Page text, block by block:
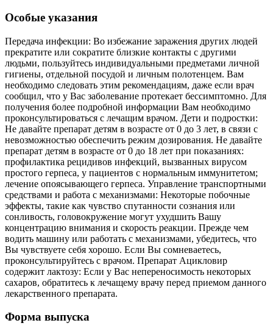
Особые указания
Передача инфекции: Во избежание заражения других людей
прекратите или сократите близкие контакты с другими
людьми, пользуйтесь индивидуальными предметами личной
гигиены, отдельной посудой и личным полотенцем. Вам
необходимо следовать этим рекомендациям, даже если врач
сообщил, что у Вас заболевание протекает бессимптомно. Для
получения более подробной информации Вам необходимо
проконсультироваться с лечащим врачом. Дети и подростки:
Не давайте препарат детям в возрасте от 0 до 3 лет, в связи с
невозможностью обеспечить режим дозирования. Не давайте
препарат детям в возрасте от 0 до 18 лет при показаниях:
профилактика рецидивов инфекций, вызванных вирусом
простого герпеса, у пациентов с нормальным иммунитетом;
лечение опоясывающего герпеса. Управление транспортными
средствами и работа с механизмами: Некоторые побочные
эффекты, такие как чувство спутанности сознания или
сонливость, головокружение могут ухудшить Вашу
концентрацию внимания и скорость реакции. Прежде чем
водить машину или работать с механизмами, убедитесь, что
Вы чувствуете себя хорошо. Если Вы сомневаетесь,
проконсультируйтесь с врачом. Препарат Ацикловир
содержит лактозу: Если у Вас непереносимость некоторых
сахаров, обратитесь к лечащему врачу перед приемом данного
лекарственного препарата.
Форма выпуска